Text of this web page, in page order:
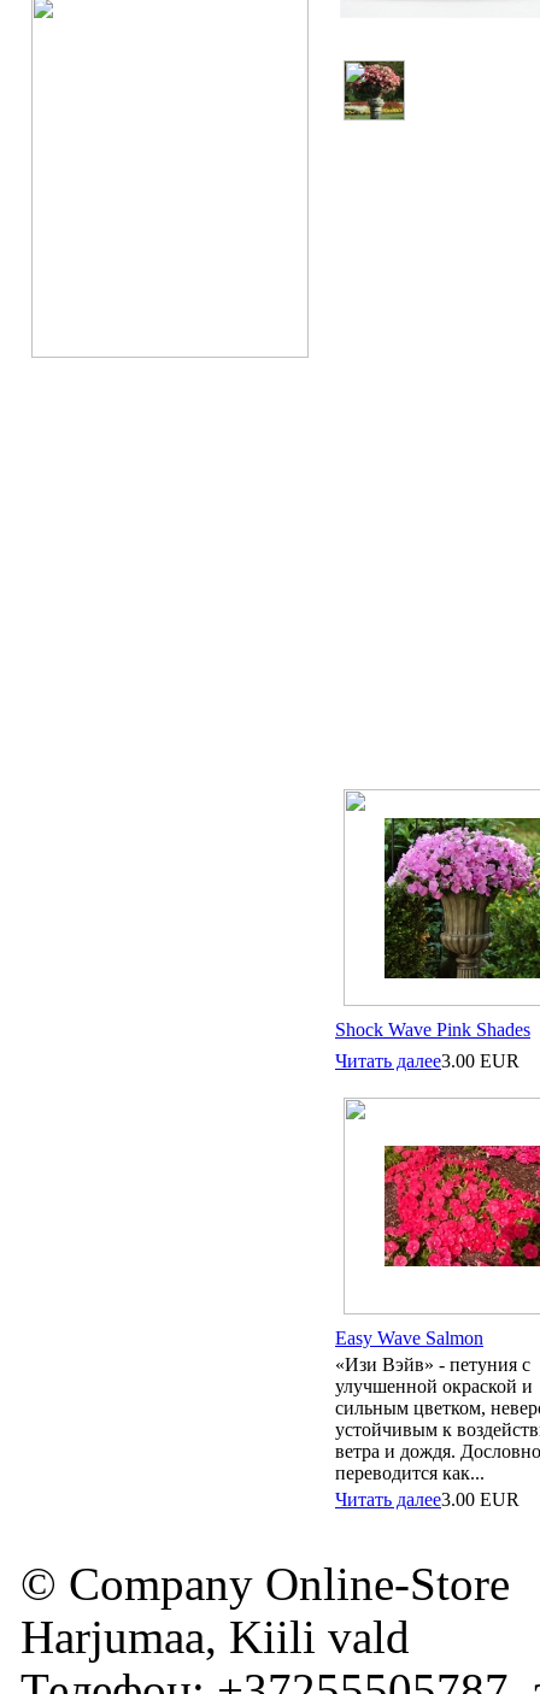
Shock Wave Pink Shades
Читать далее3.00 EUR
Easy Wave Salmon
«Изи Вэйв» - петуния с
улучшенной окраской и
сильным цветком,
устойчивым к
ветра и дождя. Дословно
переводится как...
Читать далее3.00 EUR
© Company Online-Store
Harjumaa, Kiili vald